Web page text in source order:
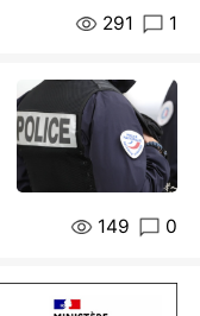
291 1
149 0